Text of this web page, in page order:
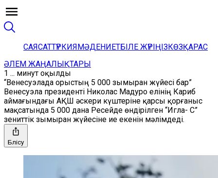
САЯСАТТҮРКИЯМӘДЕНИЕТБІЛЕ ЖҮРІҢІЗКӨЗҚАРАС
ӘЛЕМ ЖАҢАЛЫҚТАРЫ
1 ... минут оқылды
“Венесуэлада орыстың 5 000 зымыран жүйесі бар”
Венесуэла президенті Николас Мадуро елінің Кариб
аймағындағы АҚШ әскери күштеріне қарсы қорғаныс
мақсатында 5 000 дана Ресейде өндірілген “Игла- С”
зениттік зымыран жүйесіне ие екенін мәлімдеді.
Бөлісу